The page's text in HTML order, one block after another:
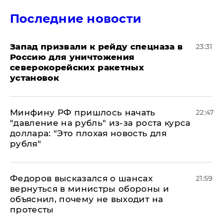
Последние новости
Запад призвали к рейду спецназа в
Россию для уничтожения
северокорейских ракетных
установок
23:31
Минфину РФ пришлось начать
"давление на рубль" из-за роста курса
доллара: "Это плохая новость для
рубля"
22:47
Федоров высказался о шансах
вернуться в министры обороны и
объяснил, почему не выходит на
протесты
21:59